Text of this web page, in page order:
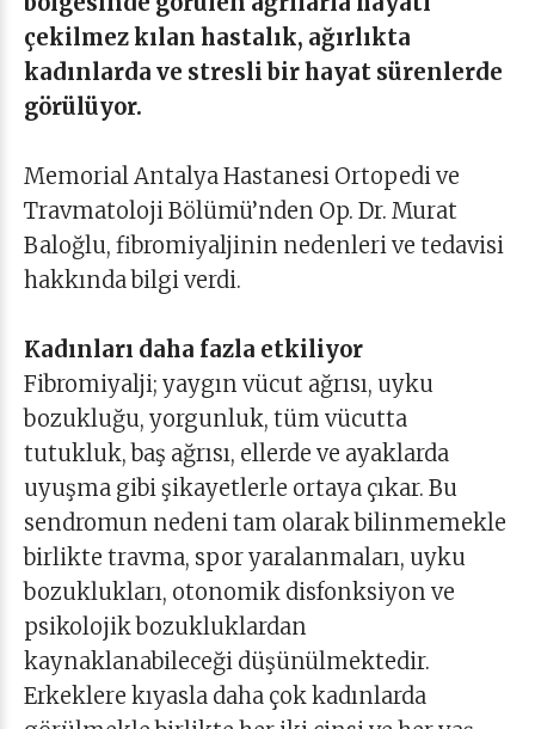
çekilmez kılan hastalık, ağırlıkta
kadınlarda ve stresli bir hayat sürenlerde
görülüyor.
Memorial Antalya Hastanesi Ortopedi ve
Travmatoloji Bölümü’nden Op. Dr. Murat
Baloğlu, fibromiyaljinin nedenleri ve tedavisi
hakkında bilgi verdi.
Kadınları daha fazla etkiliyor
Fibromiyalji; yaygın vücut ağrısı, uyku
bozukluğu, yorgunluk, tüm vücutta
tutukluk, baş ağrısı, ellerde ve ayaklarda
uyuşma gibi şikayetlerle ortaya çıkar. Bu
sendromun nedeni tam olarak bilinmemekle
birlikte travma, spor yaralanmaları, uyku
bozuklukları, otonomik disfonksiyon ve
psikolojik bozukluklardan
kaynaklanabileceği düşünülmektedir.
Erkeklere kıyasla daha çok kadınlarda